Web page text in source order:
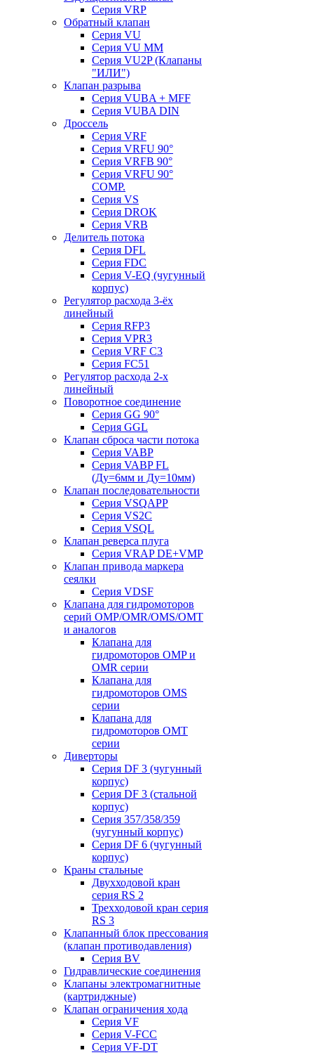
Серия VRP
Обратный клапан
Серия VU
Серия VU MM
Серия VU2P (Клапаны
"ИЛИ")
Клапан разрыва
Серия VUBA + MFF
Серия VUBA DIN
Дроссель
Серия VRF
Серия VRFU 90°
Серия VRFB 90°
Серия VRFU 90°
COMP.
Серия VS
Серия DROK
Серия VRB
Делитель потока
Серия DFL
Серия FDC
Серия V-EQ (чугунный
корпус)
Регулятор расхода 3-ёх
линейный
Серия RFP3
Серия VPR3
Серия VRF C3
Серия FC51
Регулятор расхода 2-х
линейный
Поворотное соединение
Серия GG 90°
Серия GGL
Клапан сброса части потока
Серия VABP
Серия VABP FL
(Ду=6мм и Ду=10мм)
Клапан последовательности
Серия VSQAPP
Серия VS2C
Серия VSQL
Клапан реверса плуга
Серия VRAP DE+VMP
Клапан привода маркера
сеялки
Серия VDSF
Клапана для гидромоторов
серий OMP/OMR/OMS/OMT
и аналогов
Клапана для
гидромоторов OMP и
OMR серии
Клапана для
гидромоторов OMS
серии
Клапана для
гидромоторов OMT
серии
Диверторы
Серия DF 3 (чугунный
корпус)
Серия DF 3 (стальной
корпус)
Серия 357/358/359
(чугунный корпус)
Серия DF 6 (чугунный
корпус)
Краны стальные
Двухходовой кран
серия RS 2
Трехходовой кран серия
RS 3
Клапанный блок прессования
(клапан противодавления)
Серия BV
Гидравлические соединения
Клапаны электромагнитные
(картриджные)
Клапан ограничения хода
Серия VF
Серия V-FCC
Серия VF-DT